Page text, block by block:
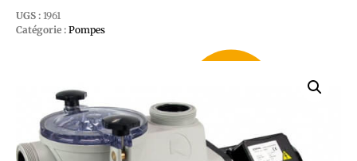
UGS : 1961
Catégorie : Pompes